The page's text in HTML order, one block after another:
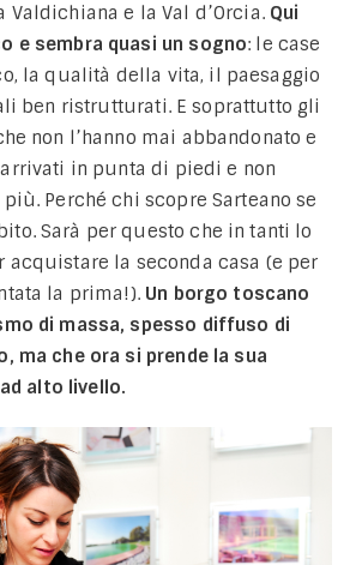
Valdichiana e la Val d’Orcia. Qui
e sembra quasi un sogno: le case
la qualità della vita, il paesaggio
ben ristrutturati. E soprattutto gli
non l’hanno mai abbandonato e
in punta di piedi e non
Perché chi scopre Sarteano se
Sarà per questo che in tanti lo
acquistare la seconda casa (e per
la prima!).Un borgo toscano
di massa, spesso diffuso di
ma che ora si prende la sua
alto livello.